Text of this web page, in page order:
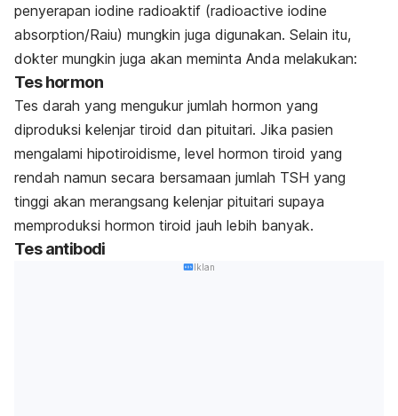
penyerapan iodine radioaktif (radioactive iodine
absorption/Raiu) mungkin juga digunakan. Selain itu,
dokter mungkin juga akan meminta Anda melakukan:
Tes hormon
Tes darah yang mengukur jumlah hormon yang
diproduksi kelenjar tiroid dan pituitari. Jika pasien
mengalami hipotiroidisme, level hormon tiroid yang
rendah namun secara bersamaan jumlah TSH yang
tinggi akan merangsang kelenjar pituitari supaya
memproduksi hormon tiroid jauh lebih banyak.
Tes antibodi
Iklan